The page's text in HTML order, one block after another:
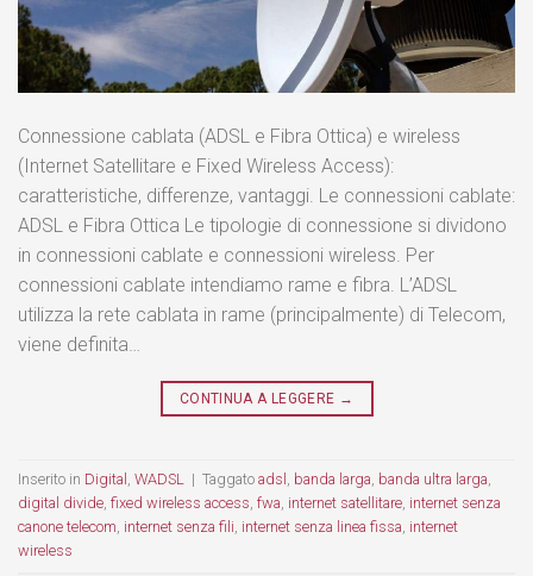
Connessione cablata (ADSL e Fibra Ottica) e wireless
(Internet Satellitare e Fixed Wireless Access):
caratteristiche, differenze, vantaggi. Le connessioni cablate:
ADSL e Fibra Ottica Le tipologie di connessione si dividono
in connessioni cablate e connessioni wireless. Per
connessioni cablate intendiamo rame e fibra. L’ADSL
utilizza la rete cablata in rame (principalmente) di Telecom,
viene definita…
CONTINUA A LEGGERE →
Inserito in Digital , WADSL | Taggato adsl , banda larga, banda ultra larga,
digital divide, fixed wireless access, fwa, internet satellitare, internet senza
canone telecom, internet senza fili, internet senza linea fissa, internet
wireless